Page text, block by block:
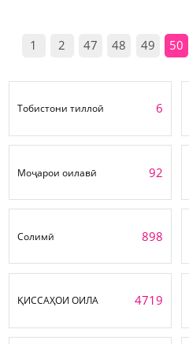
1 2 47 48 49 50
Тобистони тиллоӣ 6
Моҷарои оилавӣ 92
Солимӣ 898
ҚИССАҲОИ ОИЛА 4719